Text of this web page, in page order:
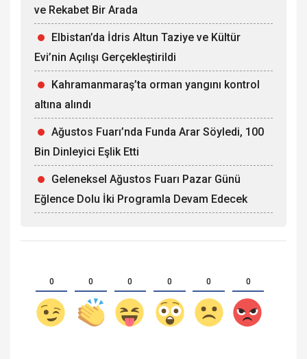
ve Rekabet Bir Arada
Elbistan’da İdris Altun Taziye ve Kültür
Evi’nin Açılışı Gerçekleştirildi
Kahramanmaraş’ta orman yangını kontrol
altına alındı
Ağustos Fuarı’nda Funda Arar Söyledi, 100
Bin Dinleyici Eşlik Etti
Geleneksel Ağustos Fuarı Pazar Günü
Eğlence Dolu İki Programla Devam Edecek
0 0 0 0 0 0